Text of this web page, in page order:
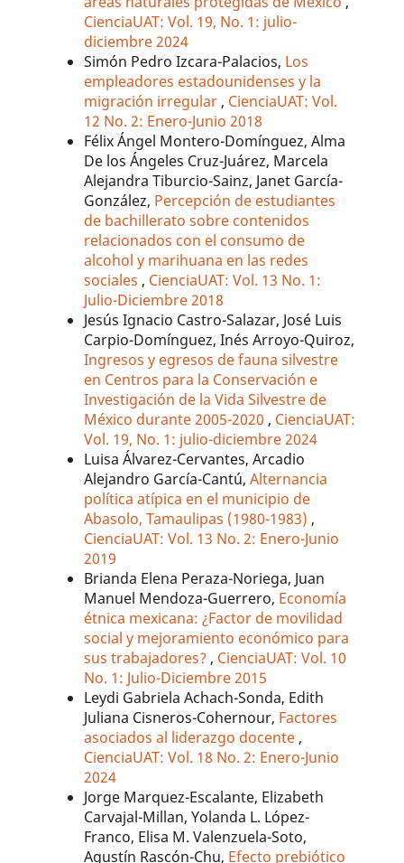
CienciaUAT: Vol. 19, No. 1: julio-
diciembre 2024
Simón Pedro Izcara-Palacios, Los
empleadores estadounidenses y la
migración irregular , CienciaUAT: Vol.
12 No. 2: Enero-Junio 2018
Félix Ángel Montero-Domínguez, Alma
De los Ángeles Cruz-Juárez, Marcela
Alejandra Tiburcio-Sainz, Janet García-
González, Percepción de estudiantes
de bachillerato sobre contenidos
relacionados con el consumo de
alcohol y marihuana en las redes
sociales , CienciaUAT: Vol. 13 No. 1:
Julio-Diciembre 2018
Jesús Ignacio Castro-Salazar, José Luis
Carpio-Domínguez, Inés Arroyo-Quiroz,
Ingresos y egresos de fauna silvestre
en Centros para la Conservación e
Investigación de la Vida Silvestre de
México durante 2005-2020 , CienciaUAT:
Vol. 19, No. 1: julio-diciembre 2024
Luisa Álvarez-Cervantes, Arcadio
Alejandro García-Cantú,Alternancia
política atípica en el municipio de
Abasolo, Tamaulipas (1980-1983) ,
CienciaUAT: Vol. 13 No. 2: Enero-Junio
2019
Brianda Elena Peraza-Noriega, Juan
Manuel Mendoza-Guerrero, Economía
étnica mexicana: ¿Factor de movilidad
social y mejoramiento económico para
sus trabajadores? , CienciaUAT: Vol. 10
No. 1: Julio-Diciembre 2015
Leydi Gabriela Achach-Sonda, Edith
Juliana Cisneros-Cohernour, Factores
asociados al liderazgo docente ,
CienciaUAT: Vol. 18 No. 2: Enero-Junio
2024
Jorge Marquez-Escalante, Elizabeth
Carvajal-Millan, Yolanda L. López-
Franco, Elisa M. Valenzuela-Soto,
Agustín Rascón-Chu, Efecto prebiótico